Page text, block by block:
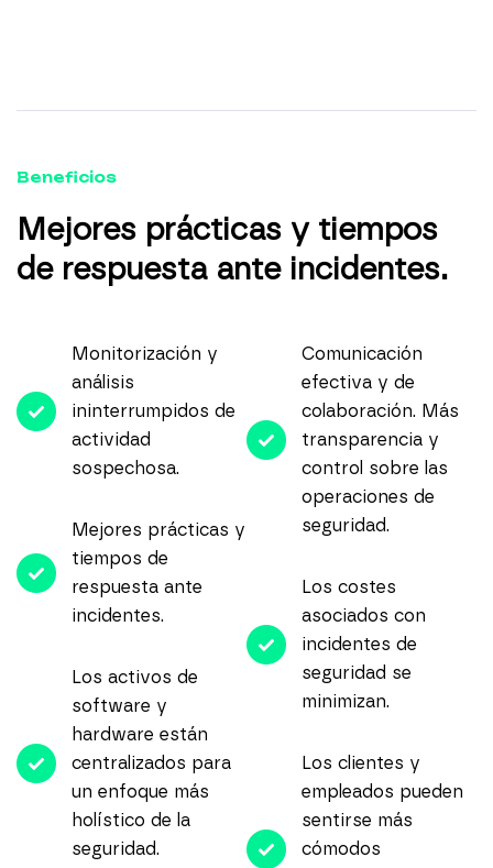
Beneficios
Mejores prácticas y tiempos
de respuesta ante incidentes.
Monitorización y
análisis
ininterrumpidos de
actividad
sospechosa.
Mejores prácticas y
tiempos de
respuesta ante
incidentes.
Los activos de
software y
hardware están
centralizados para
un enfoque más
holístico de la
seguridad.
Comunicación
efectiva y de
colaboración. Más
transparencia y
control sobre las
operaciones de
seguridad.
Los costes
asociados con
incidentes de
seguridad se
minimizan.
Los clientes y
empleados pueden
sentirse más
cómodos